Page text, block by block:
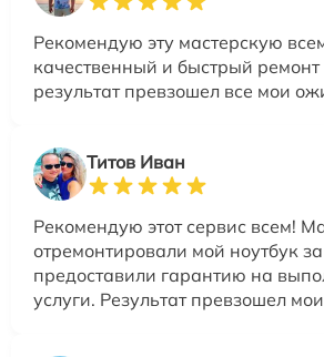
Рекомендую эту мастерскую
качественный и быстрый ремонт
результат превзошел все мои
Титов Иван
Рекомендую этот сервис всем!
отремонтировали мой ноутбук
предоставили гарантию на
услуги. Результат превзошел